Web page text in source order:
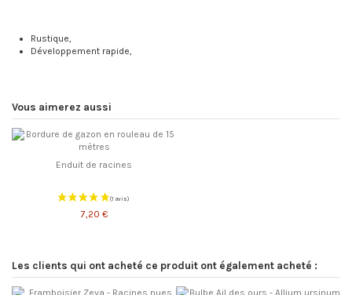
Rustique,
Développement rapide,
Vous aimerez aussi
Enduit de racines
7,20 €
Les clients qui ont acheté ce produit ont également acheté :